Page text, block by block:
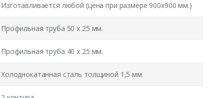
Изготавливается любой (цена при размере 900x900 мм.)
Профильная труба 50 х 25 мм.
Профильная труба 40 х 25 мм.
Холоднокатанная сталь толщиной 1,5 мм.